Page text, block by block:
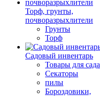
Торф, грунты,
почворазрыхлители
Грунты
Торф
Садовый инвентарь
Товары для сада
Секаторы
пилы
Бороздовики,